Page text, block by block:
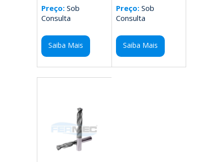
Preço: Sob
Consulta
Saiba Mais
Preço:Sob
Consulta
Saiba Mais